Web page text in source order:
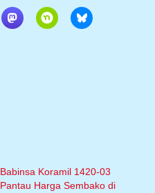
Babinsa Koramil 1420-03
Pantau Harga Sembako di